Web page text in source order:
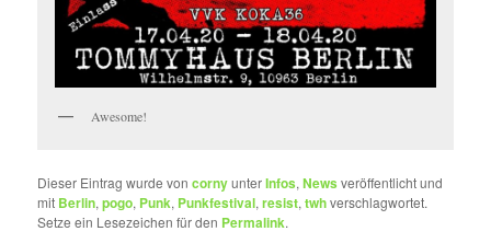
Awesome!
Dieser Eintrag wurde voncornyunterInfos,News veröffentlicht und
mit Berlin,pogo, Punk, Punkfestival,resist,twhverschlagwortet.
Setze ein Lesezeichen für den Permalink.